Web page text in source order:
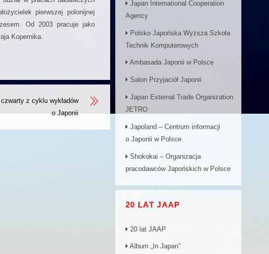
pierwszej polonijnej
Od 2003 pracuje jako
Kopernika.
z cyklu wykładów
o Japonii
Japan International Cooperation
Agency
Polsko Japońska Wyższa Szkoła
Technik Komputerowych
Ambasada Japonii w Polsce
Salon Przyjaciół Japonii
Japan External Trade Organization
JETRO
Japoland – Centrum informacji
o Japonii w Polsce
Shokokai – Organizacja
pracodawców Japońskich w Polsce
20 LAT JAAP
20 lat JAAP
Album „In Japan”